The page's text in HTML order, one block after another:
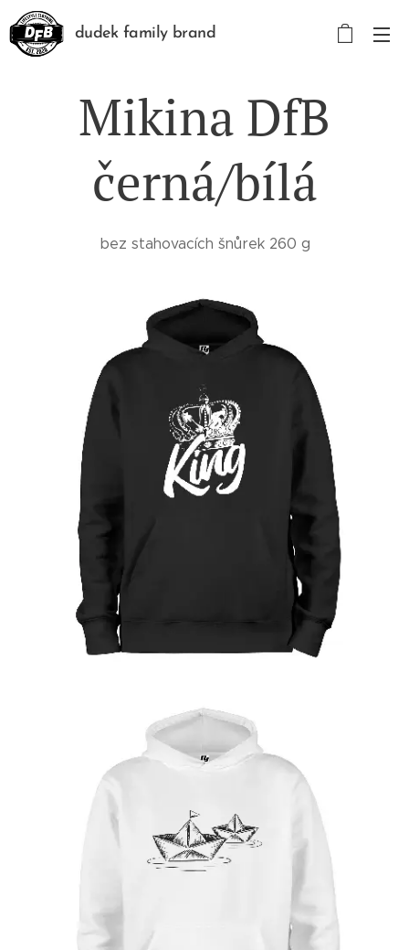
dudek family brand
Mikina DfB
černá/bílá
bez stahovacích šnůrek 260 g